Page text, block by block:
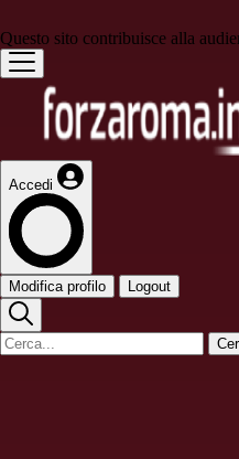
Questo sito contribuisce alla
Accedi
Modifica profilo Logout